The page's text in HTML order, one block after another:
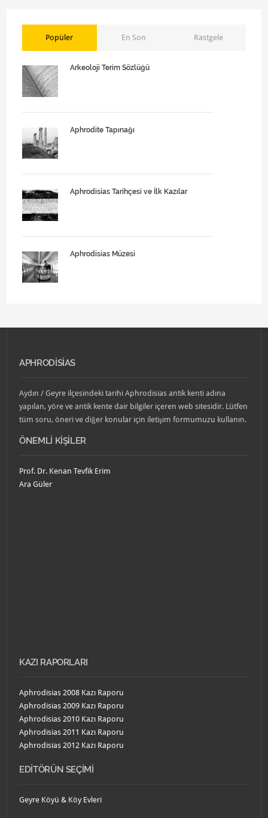
Popüler En Son Rastgele
Arkeoloji Terim Sözlüğü
Aphrodite Tapınağı
Aphrodisias Tarihçesi ve İlk Kazılar
Aphrodisias Müzesi
APHRODISIAS
Aydın / Geyre ilçesindeki tarihi Aphrodisias antik kenti adına
yapılan, yöre ve antik kente dair bilgiler içeren web sitesidir. Lütfen
tüm soru, öneri ve diğer konular için iletişim formumuzu kullanın.
ÖNEMLI KIŞILER
Prof. Dr. Kenan Tevfik Erim
Ara Güler
KAZI RAPORLARI
Aphrodisias 2008 Kazı Raporu
Aphrodisias 2009 Kazı Raporu
Aphrodisias 2010 Kazı Raporu
Aphrodisias 2011 Kazı Raporu
Aphrodisias 2012 Kazı Raporu
EDITÖRÜN SEÇIMI
Geyre Köyü & Köy Evleri